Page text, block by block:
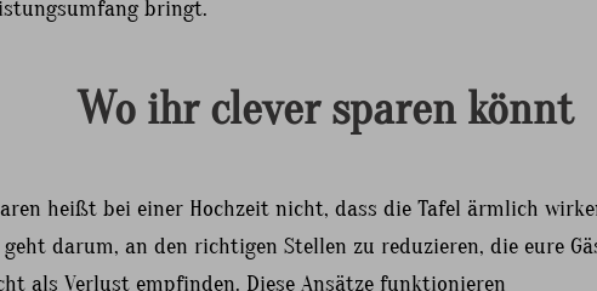
bringt.
Wo ihr clever sparen könnt
heißt bei einer Hochzeit nicht, dass die Tafel ärmlich
geht darum, an den richtigen Stellen zu reduzieren, die eure
als Verlust empfinden. Diese Ansätze funktionieren